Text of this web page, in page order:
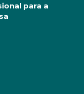
para a